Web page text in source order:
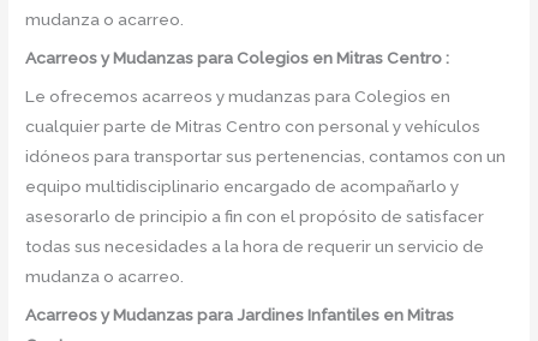
mudanza o acarreo.
Acarreos y Mudanzas para Colegios en Mitras Centro :
Le ofrecemos acarreos y mudanzas para Colegios en
cualquier parte de Mitras Centro con personal y vehículos
idóneos para transportar sus pertenencias, contamos con un
equipo multidisciplinario encargado de acompañarlo y
asesorarlo de principio a fin con el propósito de satisfacer
todas sus necesidades a la hora de requerir un servicio de
mudanza o acarreo.
Acarreos y Mudanzas para Jardines Infantiles en Mitras